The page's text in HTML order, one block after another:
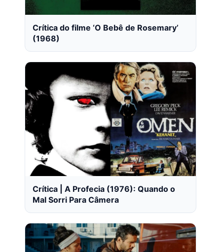
Crítica do filme ‘O Bebê de Rosemary’
(1968)
Crítica | A Profecia (1976): Quando o
Mal Sorri Para Câmera